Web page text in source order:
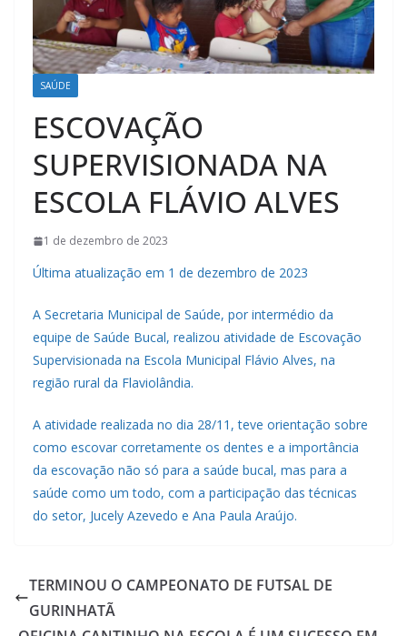
SAÚDE
ESCOVAÇÃO
SUPERVISIONADA NA
ESCOLA FLÁVIO ALVES
1 de dezembro de 2023
Última atualização em 1 de dezembro de 2023
A Secretaria Municipal de Saúde, por intermédio da
equipe de Saúde Bucal, realizou atividade de Escovação
Supervisionada na Escola Municipal Flávio Alves, na
região rural da Flaviolândia.
A atividade realizada no dia 28/11, teve orientação sobre
como escovar corretamente os dentes e a importância
da escovação não só para a saúde bucal, mas para a
saúde como um todo, com a participação das técnicas
do setor, Jucely Azevedo e Ana Paula Araújo.
TERMINOU O CAMPEONATO DE FUTSAL DE
GURINHATÃ